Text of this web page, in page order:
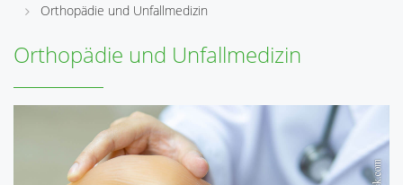
Orthopädie und Unfallmedizin
Orthopädie und Unfallmedizin